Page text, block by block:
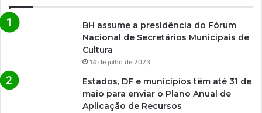
BH assume a presidência do Fórum
Nacional de Secretários Municipais de
Cultura
14 de julho de 2023
Estados, DF e municípios têm até 31 de
maio para enviar o Plano Anual de
Aplicação de Recursos